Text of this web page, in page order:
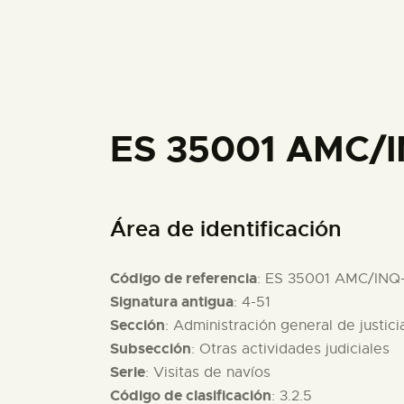
ES 35001
Área de identificación
Código de referencia: ES 35001 AMC/
Signatura antigua: 4-51
Sección: Administración general de
Subsección: Otras actividades judiciales
Serie: Visitas de navíos
Código de clasificación: 3.2.5